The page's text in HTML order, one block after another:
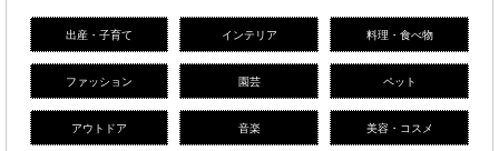
出産・子育て インテリア 料理・食べ物
ファッション 園芸 ペット
アウトドア 音楽 美容・コスメ